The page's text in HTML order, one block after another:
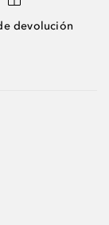
devolución